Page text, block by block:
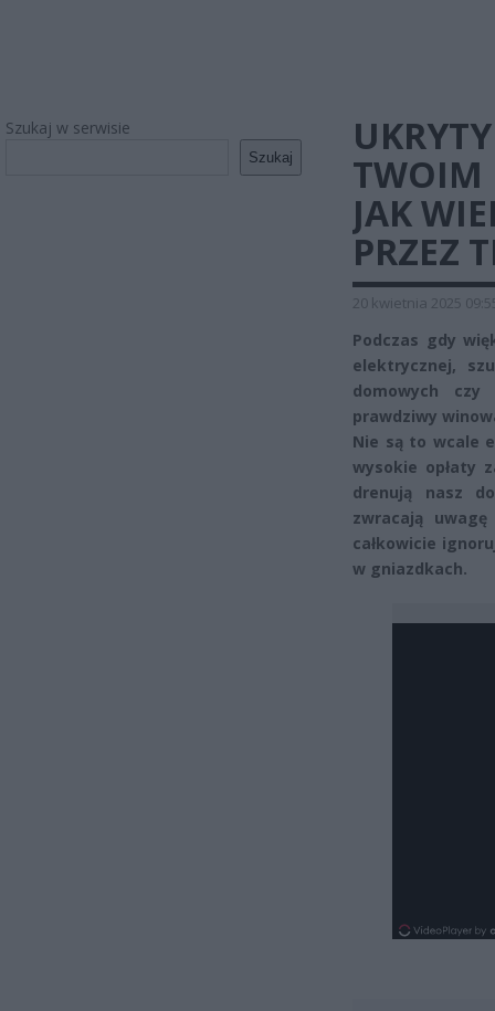
Szukaj w serwisie
Szukaj
TWOIM
JAK
PRZEZ
20 kwietnia 2025
Podczas gdy
elektrycznej,
domowych
prawdziwy
Nie są to wcale
wysokie opłaty
drenują nasz
zwracają
całkowicie
w gniazdkach.